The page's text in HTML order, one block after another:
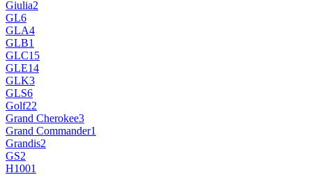
Giulia2
GL6
GLA4
GLB1
GLC15
GLE14
GLK3
GLS6
Golf22
Grand Cherokee3
Grand Commander1
Grandis2
GS2
H1001